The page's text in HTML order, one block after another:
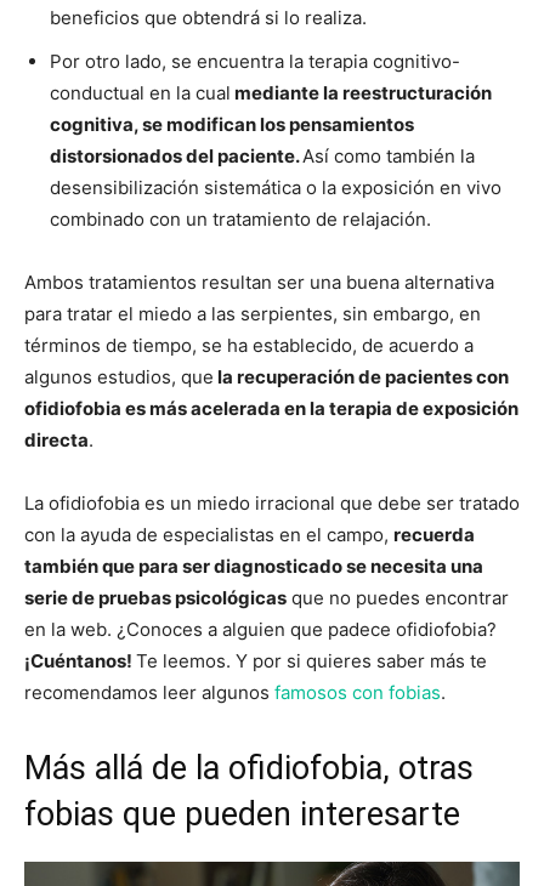
beneficios que obtendrá si lo realiza.
Por otro lado, se encuentra la terapia cognitivo-
conductual en la cual mediante la reestructuración
cognitiva, se modifican los pensamientos
distorsionados del paciente.Así como también la
desensibilización sistemática o la exposición en vivo
combinado con un tratamiento de relajación.
Ambos tratamientos resultan ser una buena alternativa
para tratar el miedo a las serpientes, sin embargo, en
términos de tiempo, se ha establecido, de acuerdo a
algunos estudios, que la recuperación de pacientes con
ofidiofobia es más acelerada en la terapia de exposición
directa.
La ofidiofobia es un miedo irracional que debe ser tratado
con la ayuda de especialistas en el campo, recuerda
también que para ser diagnosticado se necesita una
serie de pruebas psicológicas que no puedes encontrar
en la web. ¿Conoces a alguien que padece ofidiofobia?
¡Cuéntanos! Te leemos. Y por si quieres saber más te
recomendamos leer algunos famosos con fobias.
Más allá de la ofidiofobia, otras
fobias que pueden interesarte